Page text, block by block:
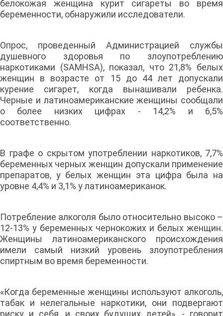
белокожая женщина курит сигареты во время
беременности, обнаружили исследователи.
Опрос, проведенный Администрацией службы
душевного здоровья по злоупотреблению
наркотиками (SAMHSA), показал, что 21,8% белых
женщин в возрасте от 15 до 44 лет допускали
курение сигарет, когда вынашивали ребенка.
Черные и латиноамериканские женщины сообщали
о более низких цифрах - 14,2% и 6,5%
соответственно.
В графе о скрытом употреблении наркотиков, 7,7%
беременных черных женщин допускали применение
препаратов, у белых женщин эта цифра была на
уровне 4,4% и 3,1% у латиноамериканок.
Потребление алкоголя было относительно высоко –
12-13% у беременных чернокожих и белых женщин.
Женщины латиноамериканского происхождения
имели самый низкий уровень злоупотребления
спиртным во время беременности.
«Когда беременные женщины используют алкоголь,
табак и нелегальные наркотики, они подвергают
риску и себя, и своих будущих детей», - говорит